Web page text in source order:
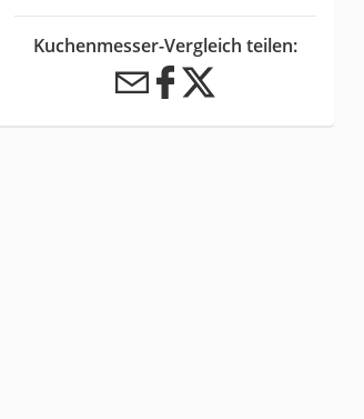
Kuchenmesser-Vergleich teilen: